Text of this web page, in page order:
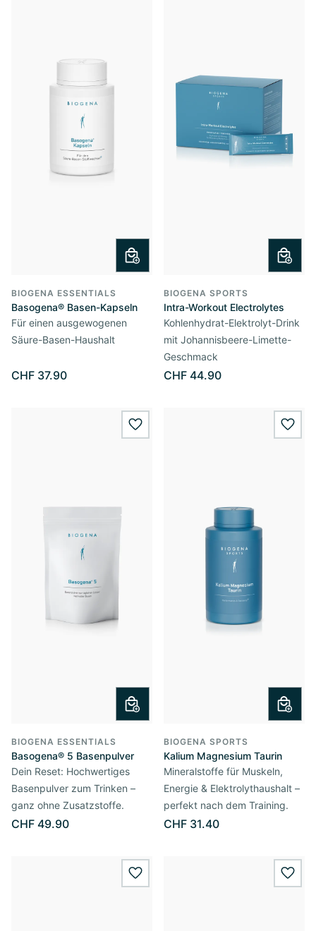
BIOGENA ESSENTIALS
Basogena® Basen-Kapseln
Für einen ausgewogenen
Säure-Basen-Haushalt
CHF 37.90
BIOGENA SPORTS
Intra-Workout Electrolytes
Kohlenhydrat-Elektrolyt-Drink
mit Johannisbeere-Limette-
Geschmack
CHF 44.90
wishlist.add
BIOGENA ESSENTIALS
Basogena® 5 Basenpulver
Dein Reset: Hochwertiges
Basenpulver zum Trinken –
ganz ohne Zusatzstoffe.
CHF 49.90
BIOGENA SPORTS
Kalium Magnesium Taurin
Mineralstoffe für Muskeln,
Energie & Elektrolythaushalt –
perfekt nach dem Training.
CHF 31.40
wishlist.add